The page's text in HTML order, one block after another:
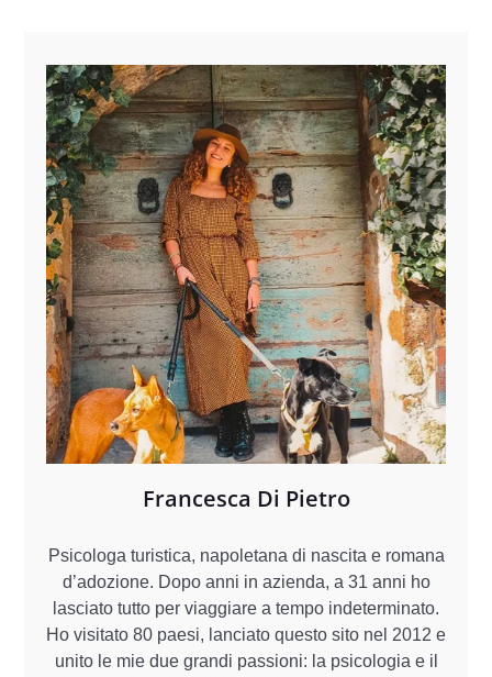
Francesca Di Pietro
Psicologa turistica, napoletana di nascita e romana
d’adozione. Dopo anni in azienda, a 31 anni ho
lasciato tutto per viaggiare a tempo indeterminato.
Ho visitato 80 paesi, lanciato questo sito nel 2012 e
unito le mie due grandi passioni: la psicologia e il